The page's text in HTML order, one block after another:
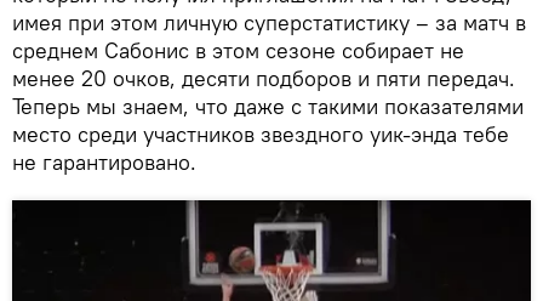
имея при этом личную суперстатистику – за матч в
среднем Сабонис в этом сезоне собирает не
менее 20 очков, десяти подборов и пяти передач.
Теперь мы знаем, что даже с такими показателями
место среди участников звездного уик-энда тебе
не гарантировано.